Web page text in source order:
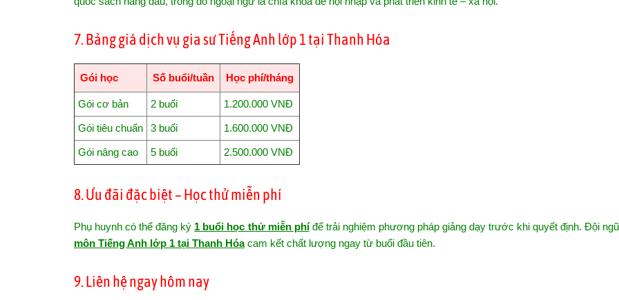
7. Bảng giá dịch vụ gia sư Tiếng Anh lớp 1 tại Thanh Hóa
Gói học Số buổi/tuần Học phí/tháng
Gói cơ bản 2 buổi 1.200.000 VNĐ
Gói tiêu chuẩn 3 buổi 1.600.000 VNĐ
Gói nâng cao 5 buổi 2.500.000 VNĐ
8. Ưu đãi đặc biệt – Học thử miễn phí
Phụ huynh có thể đăng ký 1 buổi học thử miễn phíđể trải nghiệm phương pháp giảng dạy trước khi quyết định. Đội
môn Tiếng Anh lớp 1 tại Thanh Hóacam kết chất lượng ngay từ buổi đầu tiên.
9. Liên hệ ngay hôm nay